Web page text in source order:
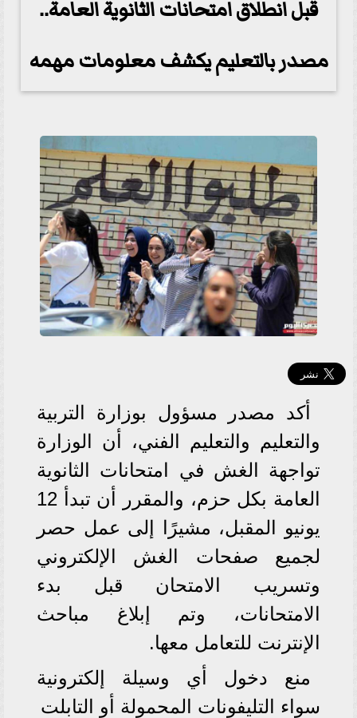
قبل انطلاق امتحانات الثانوية العامة..
مصدر بالتعليم يكشف معلومات مهمه
أكد مصدر مسؤول بوزارة التربية
والتعليم والتعليم الفني، أن الوزارة
تواجهة الغش في امتحانات الثانوية
العامة بكل حزم، والمقرر أن تبدأ 12
يونيو المقبل، مشيرًا إلى عمل حصر
لجميع صفحات الغش الإلكتروني
وتسريب الامتحان قبل بدء
الامتحانات، وتم إبلاغ مباحث
الإنترنت للتعامل معها.
منع دخول أي وسيلة إلكترونية
سواء التليفونات المحمولة أو التابلت